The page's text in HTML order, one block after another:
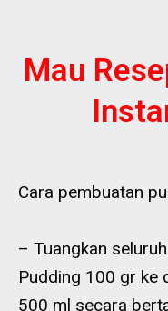
Mau
Cara pembuatan
– Tuangkan
Pudding 100 gr ke
500 ml secara